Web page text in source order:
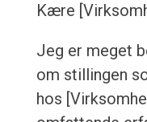
Kære
Jeg er meget
om stillingen
hos